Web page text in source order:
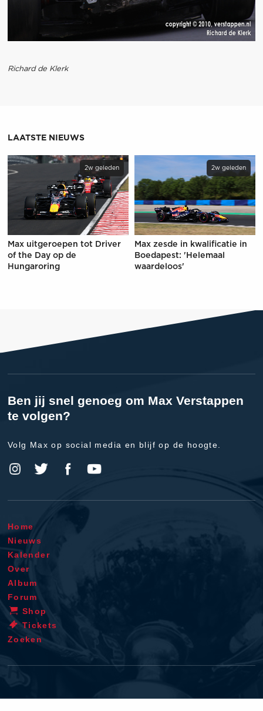
Richard de Klerk
LAATSTE NIEUWS
2w geleden
Max uitgeroepen tot Driver
of the Day op de
Hungaroring
2w geleden
Max zesde in kwalificatie in
Boedapest: 'Helemaal
waardeloos'
Ben jij snel genoeg om Max Verstappen
te volgen?
Volg Max op social media en blijf op de hoogte.
Home
Nieuws
Kalender
Over
Album
Forum
Shop
Tickets
Zoeken